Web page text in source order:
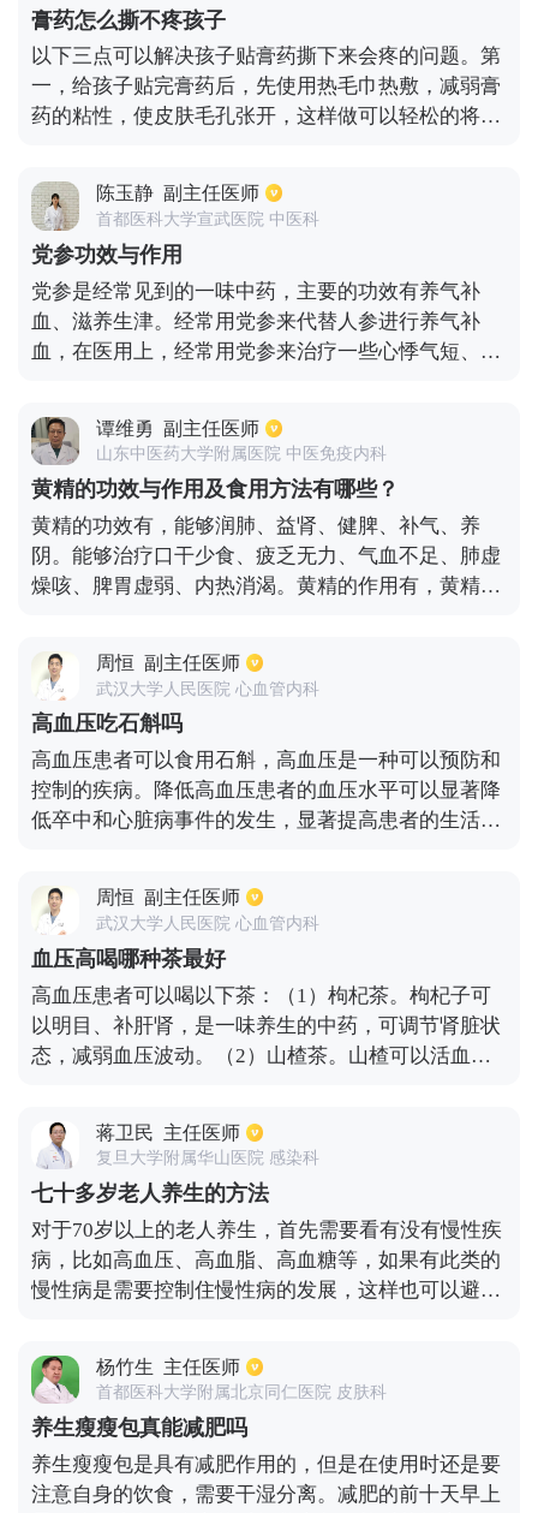
膏药怎么撕不疼孩子
以下三点可以解决孩子贴膏药撕下来会疼的问题。第
一，给孩子贴完膏药后，先使用热毛巾热敷，减弱膏
药的粘性，使皮肤毛孔张开，这样做可以轻松的将膏
可以在膏药上抹润肤乳，静等二十分钟，等润肤乳浸
透膏药，就更容易撕下来了，而且不会感觉很疼。第
三，尽量将膏药贴在毛发少的地方，这样撕的时候只
要按住汗毛的根部，然后顺着汗毛方向撕，就不会那
么疼了。
陈玉静 副主任医师
首都医科大学宣武医院 中医科
党参功效与作用
党参是经常见到的一味中药，主要的功效有养气补
血、滋养生津。经常用党参来代替人参进行养气补
血，在医用上，经常用党参来治疗一些心悸气短、食
血压、血糖、降血脂、改善记忆力减弱、使血液中的
白细胞增加，对治疗贫血症有一定的的作用。并且党
参对一些恶性肿瘤也有一定的抵制作用，是一味作用
和功效都十分好的中药材。
谭维勇 副主任医师
山东中医药大学附属医院 中医免疫内科
黄精的功效与作用及食用方法有哪些？
黄精的功效有，能够润肺、益肾、健脾、补气、养
阴。能够治疗口干少食、疲乏无力、气血不足、肺虚
燥咳、脾胃虚弱、内热消渴。黄精的作用有，黄精能
喝也可以煮粥喝，放入枸杞炖汤喝能够补血、治疗神
经衰弱等，放入粳米、猪肉煮粥喝能够延年益寿、养
肺润燥。养生治疗效果非常好。
周恒 副主任医师
武汉大学人民医院 心血管内科
高血压吃石斛吗
高血压患者可以食用石斛，高血压是一种可以预防和
控制的疾病。降低高血压患者的血压水平可以显著降
低卒中和心脏病事件的发生，显著提高患者的生活质
用。铁皮石斛具有清甜清寒、补水养胃、滋阴清热润
肺、益肾强腰的功效。此外，石斛还在《神农本草
经》、《本草纲目》、《中医药大词典》等古代医学
著作中有记载。铁皮石斛的十大功效是滋阴、强身健
体、健脾健胃、护肝保胆、强肌降血脂、降血糖、抑
瘤、明目、润肤、延年益寿。因此，高血压患者可以
周恒 副主任医师
武汉大学人民医院 心血管内科
血压高喝哪种茶最好
高血压患者可以喝以下茶：（1）枸杞茶。枸杞子可
以明目、补肝肾，是一味养生的中药，可调节肾脏状
态，减弱血压波动。（2）山楂茶。山楂可以活血、
乌茶。何首乌生用有一定毒性，但可以来泡茶。不仅
有补肝肾的效果，还可以更好地降低血压。对于高血
压患者来说，推荐长期饮用这四种养生茶，以便更好
的控制血压，使降低血压药物能更好的发挥效果。
蒋卫民 主任医师
复旦大学附属华山医院 感染科
七十多岁老人养生的方法
对于70岁以上的老人养生，首先需要看有没有慢性疾
病，比如高血压、高血脂、高血糖等，如果有此类的
慢性病是需要控制住慢性病的发展，这样也可以避免
查，一旦病情出现变化，要及时就医。在日常生活
中，也需要多吃蔬菜水果，保证营养均衡摄入。如果
要吃保健品，一定要在正规渠道购买，避免相信一些
偏方。科学养生才是最重要的，每天可以适当散步、
打太极拳，也是能修生养性的。
杨竹生 主任医师
首都医科大学附属北京同仁医院 皮肤科
养生瘦瘦包真能减肥吗
养生瘦瘦包是具有减肥作用的，但是在使用时还是要
注意自身的饮食，需要干湿分离。减肥的前十天早上